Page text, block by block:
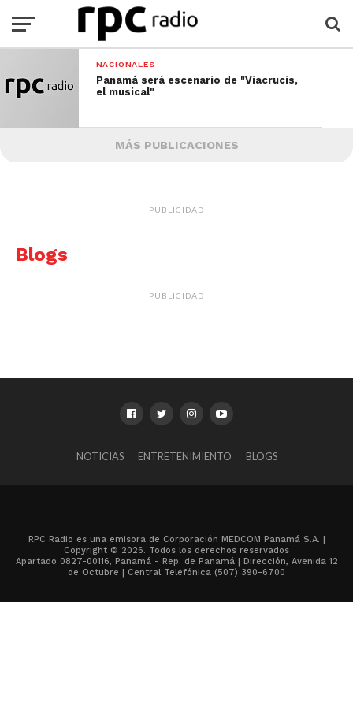
NACIONALES
Panamá será escenario de "Viacrucis,
el musical"
MÁS PUBLICACIONES
PUBLICIDAD
Blogs
PUBLICIDAD
NOTICIAS ENTRETENIMIENTO BLOGS
RPC Radio es una emisora de Corporación MEDCOM Panamá S.A. |
Copyright © 2026. Todos los derechos reservados
Apartado 0827-00116, Panamá - Rep. de Panamá | Dirección, Avenida 12
de Octubre | Central Telefónica (507) 390-6700